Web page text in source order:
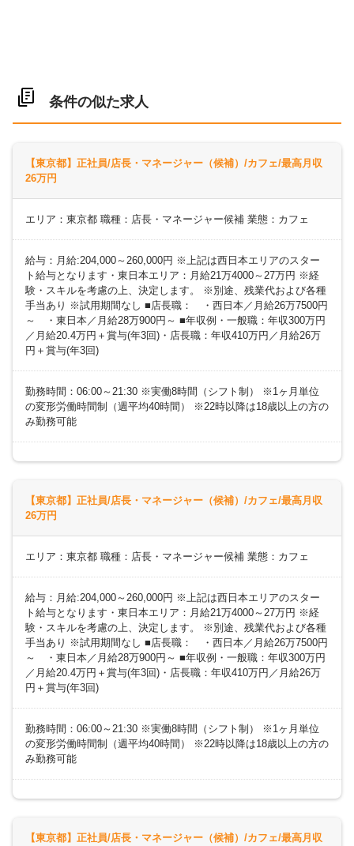
条件の似た求人
【東京都】正社員/店長・マネージャー（候補）/カフェ/最高月収
26万円
エリア：東京都 職種：店長・マネージャー候補 業態：カフェ
給与：月給:204,000～260,000円 ※上記は西日本エリアのスター
ト給与となります・東日本エリア：月給21万4000～27万円 ※経
験・スキルを考慮の上、決定します。 ※別途、残業代および各種
手当あり ※試用期間なし ■店長職： ・西日本／月給26万7500円
～ ・東日本／月給28万900円～ ■年収例・一般職：年収300万円
／月給20.4万円＋賞与(年3回)・店長職：年収410万円／月給26万
円＋賞与(年3回)
勤務時間：06:00～21:30 ※実働8時間（シフト制） ※1ヶ月単位
の変形労働時間制（週平均40時間） ※22時以降は18歳以上の方の
み勤務可能
【東京都】正社員/店長・マネージャー（候補）/カフェ/最高月収
26万円
エリア：東京都 職種：店長・マネージャー候補 業態：カフェ
給与：月給:204,000～260,000円 ※上記は西日本エリアのスター
ト給与となります・東日本エリア：月給21万4000～27万円 ※経
験・スキルを考慮の上、決定します。 ※別途、残業代および各種
手当あり ※試用期間なし ■店長職： ・西日本／月給26万7500円
～ ・東日本／月給28万900円～ ■年収例・一般職：年収300万円
／月給20.4万円＋賞与(年3回)・店長職：年収410万円／月給26万
円＋賞与(年3回)
勤務時間：06:00～21:30 ※実働8時間（シフト制） ※1ヶ月単位
の変形労働時間制（週平均40時間） ※22時以降は18歳以上の方の
み勤務可能
【東京都】正社員/店長・マネージャー（候補）/カフェ/最高月収